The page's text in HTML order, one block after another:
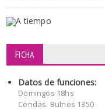
FICHA
Datos de funciones:
Domingos 18hs
Cendas. Bulnes 1350